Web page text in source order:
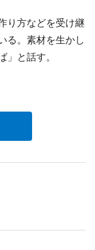
り方などを受け継
る。素材を生かし
と話す。